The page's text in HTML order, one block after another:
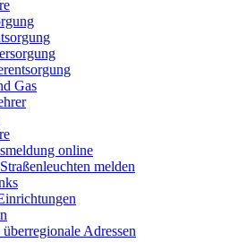
Gas
online
melden
überregionale Adressen